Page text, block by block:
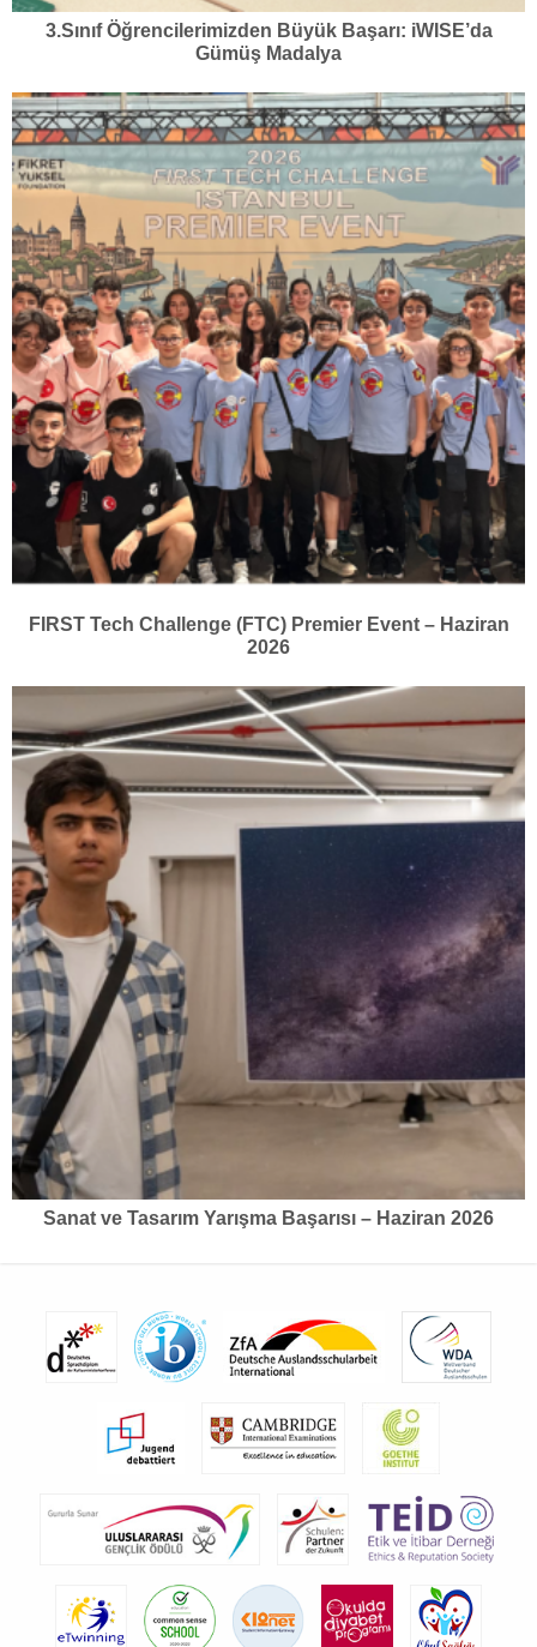
3.Sınıf Öğrencilerimizden Büyük Başarı: iWISE’da
Gümüş Madalya
FIRST Tech Challenge (FTC) Premier Event – Haziran
2026
Sanat ve Tasarım Yarışma Başarısı – Haziran 2026